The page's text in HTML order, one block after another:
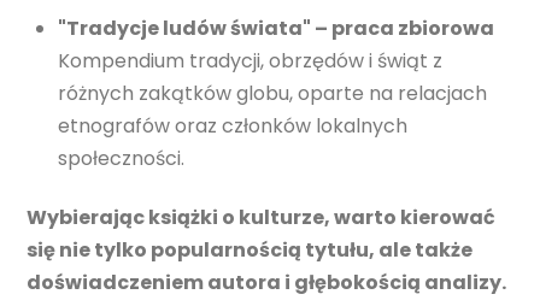
"Tradycje ludów świata" – praca zbiorowa
Kompendium tradycji, obrzędów i świąt z
różnych zakątków globu, oparte na relacjach
etnografów oraz członków lokalnych
społeczności.
Wybierając książki o kulturze, warto kierować
się nie tylko popularnością tytułu, ale także
doświadczeniem autora i głębokością analizy.